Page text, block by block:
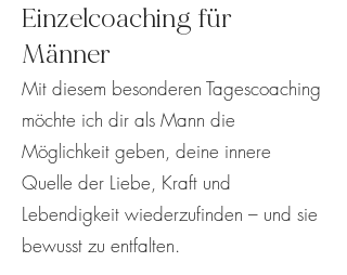
Einzelcoaching für
Männer
Mit diesem besonderen Tagescoaching
möchte ich dir als Mann die
Möglichkeit geben, deine innere
Quelle der Liebe, Kraft und
Lebendigkeit wiederzufinden – und sie
bewusst zu entfalten.